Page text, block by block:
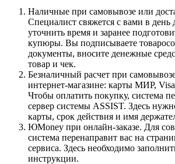
Наличные при самовывозе или
Специалист свяжется с вами в день
уточнить время и заранее
купюры. Вы подписываете
документы, вносите денежные
товар и чек.
Безналичный расчет при
интернет-магазине: карты МИР,
Чтобы оплатить покупку, система
сервер системы ASSIST. Здесь
карты, срок действия и имя
ЮMoney при онлайн-заказе. Для
система перенаправит вас на
сервиса. Здесь необходимо
инструкции.